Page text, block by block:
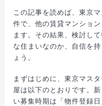
この記事を読めば、東京
件で、他の賃貸マンショ
ます。その結果、検討し
な住まいなのか、自信を
ょう。
まずはじめに、東京マス
屋は以下のとおりです。
い募集時期は「物件登録日